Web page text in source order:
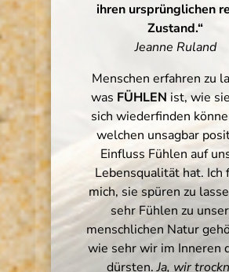
ihren ursprünglichen
Zustand.“
Jeanne Ruland
Menschen erfahren zu
was FÜHLEN ist, wie
sich wiederfinden
welchen unsagbar
Einfluss Fühlen auf
Lebensqualität hat. Ich
mich, sie spüren zu
sehr Fühlen zu
menschlichen Natur
wie sehr wir im Inneren
dürsten.Ja, wir